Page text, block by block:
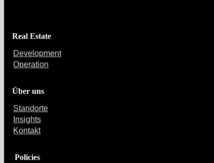
Real Estate
Development
Operation
Über uns
Standorte
Insights
Kontakt
Policies